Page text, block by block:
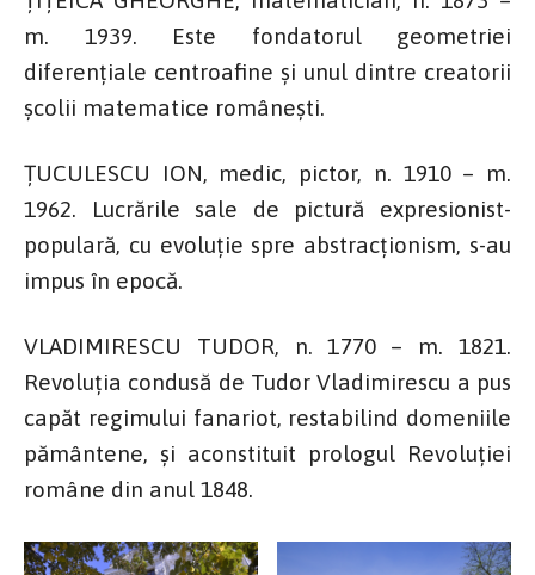
m. 1939. Este fondatorul geometriei
diferențiale centroafine și unul dintre creatorii
școlii matematice românești.
ȚUCULESCU ION, medic, pictor, n. 1910 – m.
1962. Lucrările sale de pictură expresionist-
populară, cu evoluție spre abstracționism, s-au
impus în epocă.
VLADIMIRESCU TUDOR, n. 1770 – m. 1821.
Revoluția condusă de Tudor Vladimirescu a pus
capăt regimului fanariot, restabilind domeniile
pământene, și aconstituit prologul Revoluției
române din anul 1848.